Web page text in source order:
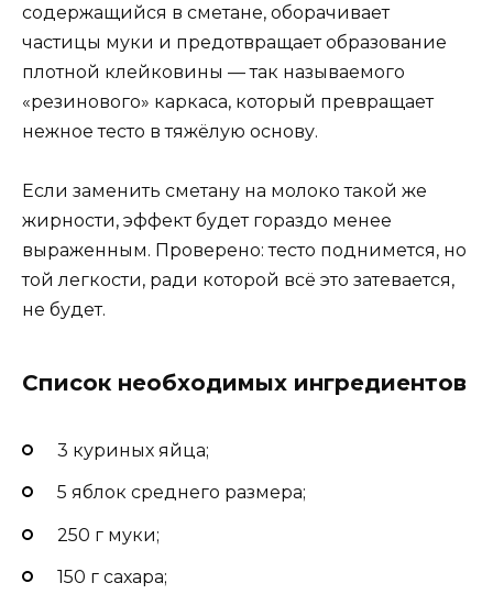
содержащийся в сметане, оборачивает
частицы муки и предотвращает образование
плотной клейковины — так называемого
«резинового» каркаса, который превращает
нежное тесто в тяжёлую основу.
Если заменить сметану на молоко такой же
жирности, эффект будет гораздо менее
выраженным. Проверено: тесто поднимется, но
той легкости, ради которой всё это затевается,
не будет.
Список необходимых ингредиентов
3 куриных яйца;
5 яблок среднего размера;
250 г муки;
150 г сахара;